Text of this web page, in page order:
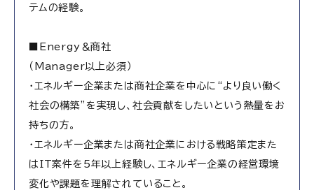
テムの経験。
■Energy＆商社
（Manager以上必須）
・エネルギー企業または商社企業を中心に“より良い働く
社会の構築”を実現し、社会貢献をしたいという熱量をお
持ちの方。
・エネルギー企業または商社企業における戦略策定また
はIT案件を5年以上経験し、エネルギー企業の経営環境
変化や課題を理解されていること。